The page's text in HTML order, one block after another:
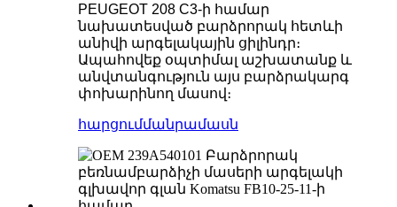
PEUGEOT 208 C3-ի համար
նախատեսված բարձրորակ հետևի
անիվի արգելակային ցիլինդր։
Ապահովեք օպտիմալ աշխատանք և
անվտանգություն այս բարձրակարգ
փոխարինող մասով։
հարցումմանրամասն